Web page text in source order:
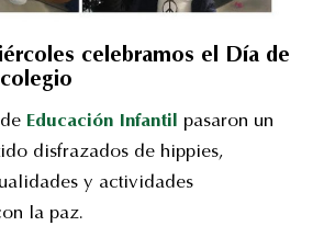
celebramos el Día de
Educación Infantil pasaron un
disfrazados de hippies,
y actividades
la paz.